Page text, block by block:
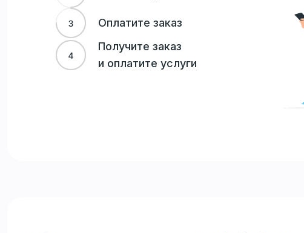
Оплатите заказ
Получите заказ
и оплатите услуги